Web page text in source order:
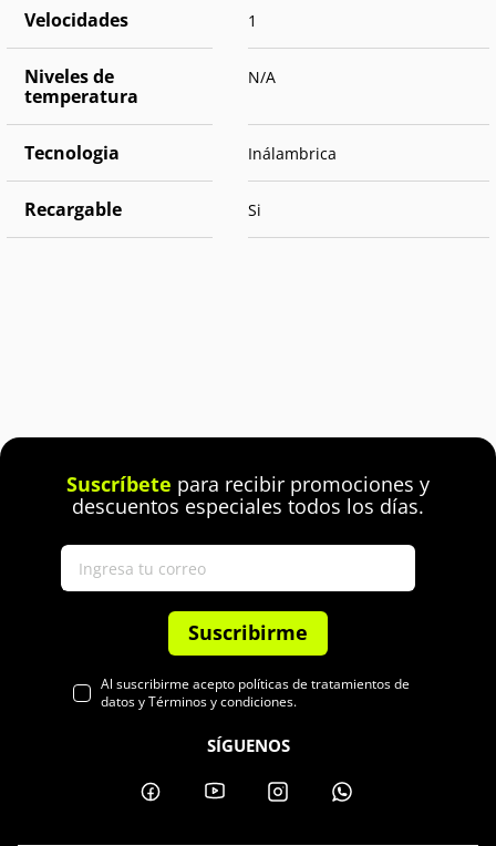
Velocidades 1
Niveles de
temperatura
N/A
Tecnologia Inálambrica
Recargable Si
Suscríbete para recibir promociones y
descuentos especiales todos los días.
Suscribirme
Al suscribirme acepto políticas de tratamientos de
datos y Términos y condiciones.
SÍGUENOS